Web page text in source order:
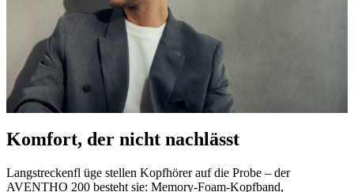
Komfort, der nicht nachlässt
Langstreckenfl üge stellen Kopfhörer auf die Probe – der
AVENTHO 200 besteht sie: Memory-Foam-Kopfband,